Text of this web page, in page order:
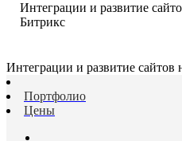
Интеграции и развитие
Битрикс
Интеграции и развитие сайтов
Портфолио
Цены